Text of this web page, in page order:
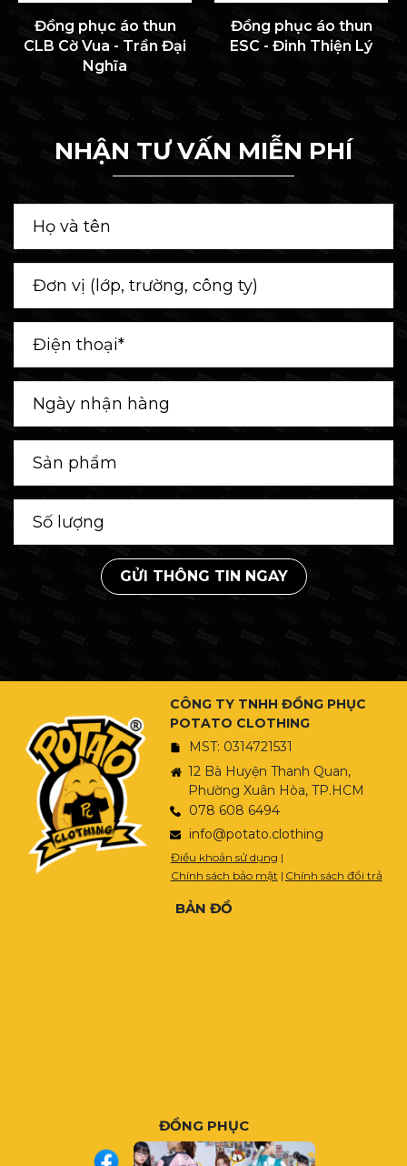
Đồng phục áo thun
CLB Cờ Vua - Trần Đại
Nghĩa
Đồng phục áo thun
ESC - Đinh Thiện Lý
NHẬN TƯ VẤN MIỄN PHÍ
GỬI THÔNG TIN NGAY
CÔNG TY TNHH ĐỒNG PHỤC
POTATO CLOTHING
MST: 0314721531
12 Bà Huyện Thanh Quan,
Phường Xuân Hòa, TP.HCM
078 608 6494
info@potato.clothing
Điều khoản sử dụng |
Chính sách bảo mật | Chính sách đổi trả
BẢN ĐỒ
ĐỒNG PHỤC